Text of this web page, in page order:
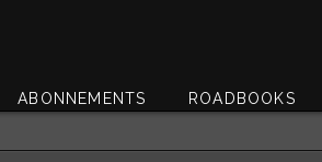
ABONNEMENTS ROADBOOKS